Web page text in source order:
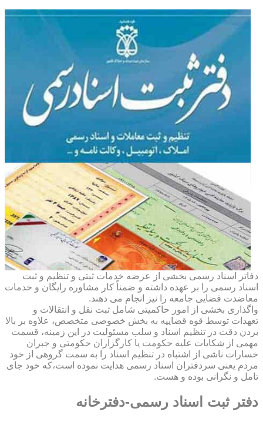
دفاتر اسناد رسمی بخشی از عرضه خدمات ثبتی و تنظیم و ثبت
اسناد رسمی را بر عهده داشته و ضمناً کار مشاوره رایگان و خدمات
معاضدت قضایی جامعه را نیز انجام می دهند.
واگذاری بخشی از امور حاکمیتی شامل ثبت نقل و انتقالات و
تعهدات توسط قوه قضاییه به بخش خصوصی متخصص، علاوه بر بالا
بردن دقت در تنظیم اسناد و سلب مسئولیت در این زمینه، قسمت
مهمی از شکایات علیه حکومت یا کارگزاران حکومتی و جبران
خسارات ناشی از اشتباه در تنظیم اسناد را به سمت گروهی از خود
مردم یعنی سردفتران اسناد رسمی هدایت نموده است،که خود جای
تامل و نگرانی بوده و هست.
دفتر ثبت اسناد رسمی-دفترخانه